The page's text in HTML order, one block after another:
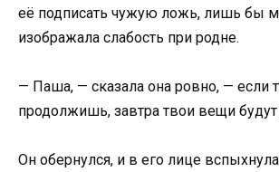
её подписать чужую ложь, лишь бы
изображала слабость при родне.
— Паша, — сказала она ровно, — если
продолжишь, завтра твои вещи
Он обернулся, и в его лице